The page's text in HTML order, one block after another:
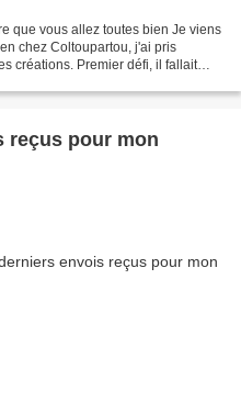
que vous allez toutes bien Je viens
chez Coltoupartou, j'ai pris
créations. Premier défi, il fallait
reçus pour mon